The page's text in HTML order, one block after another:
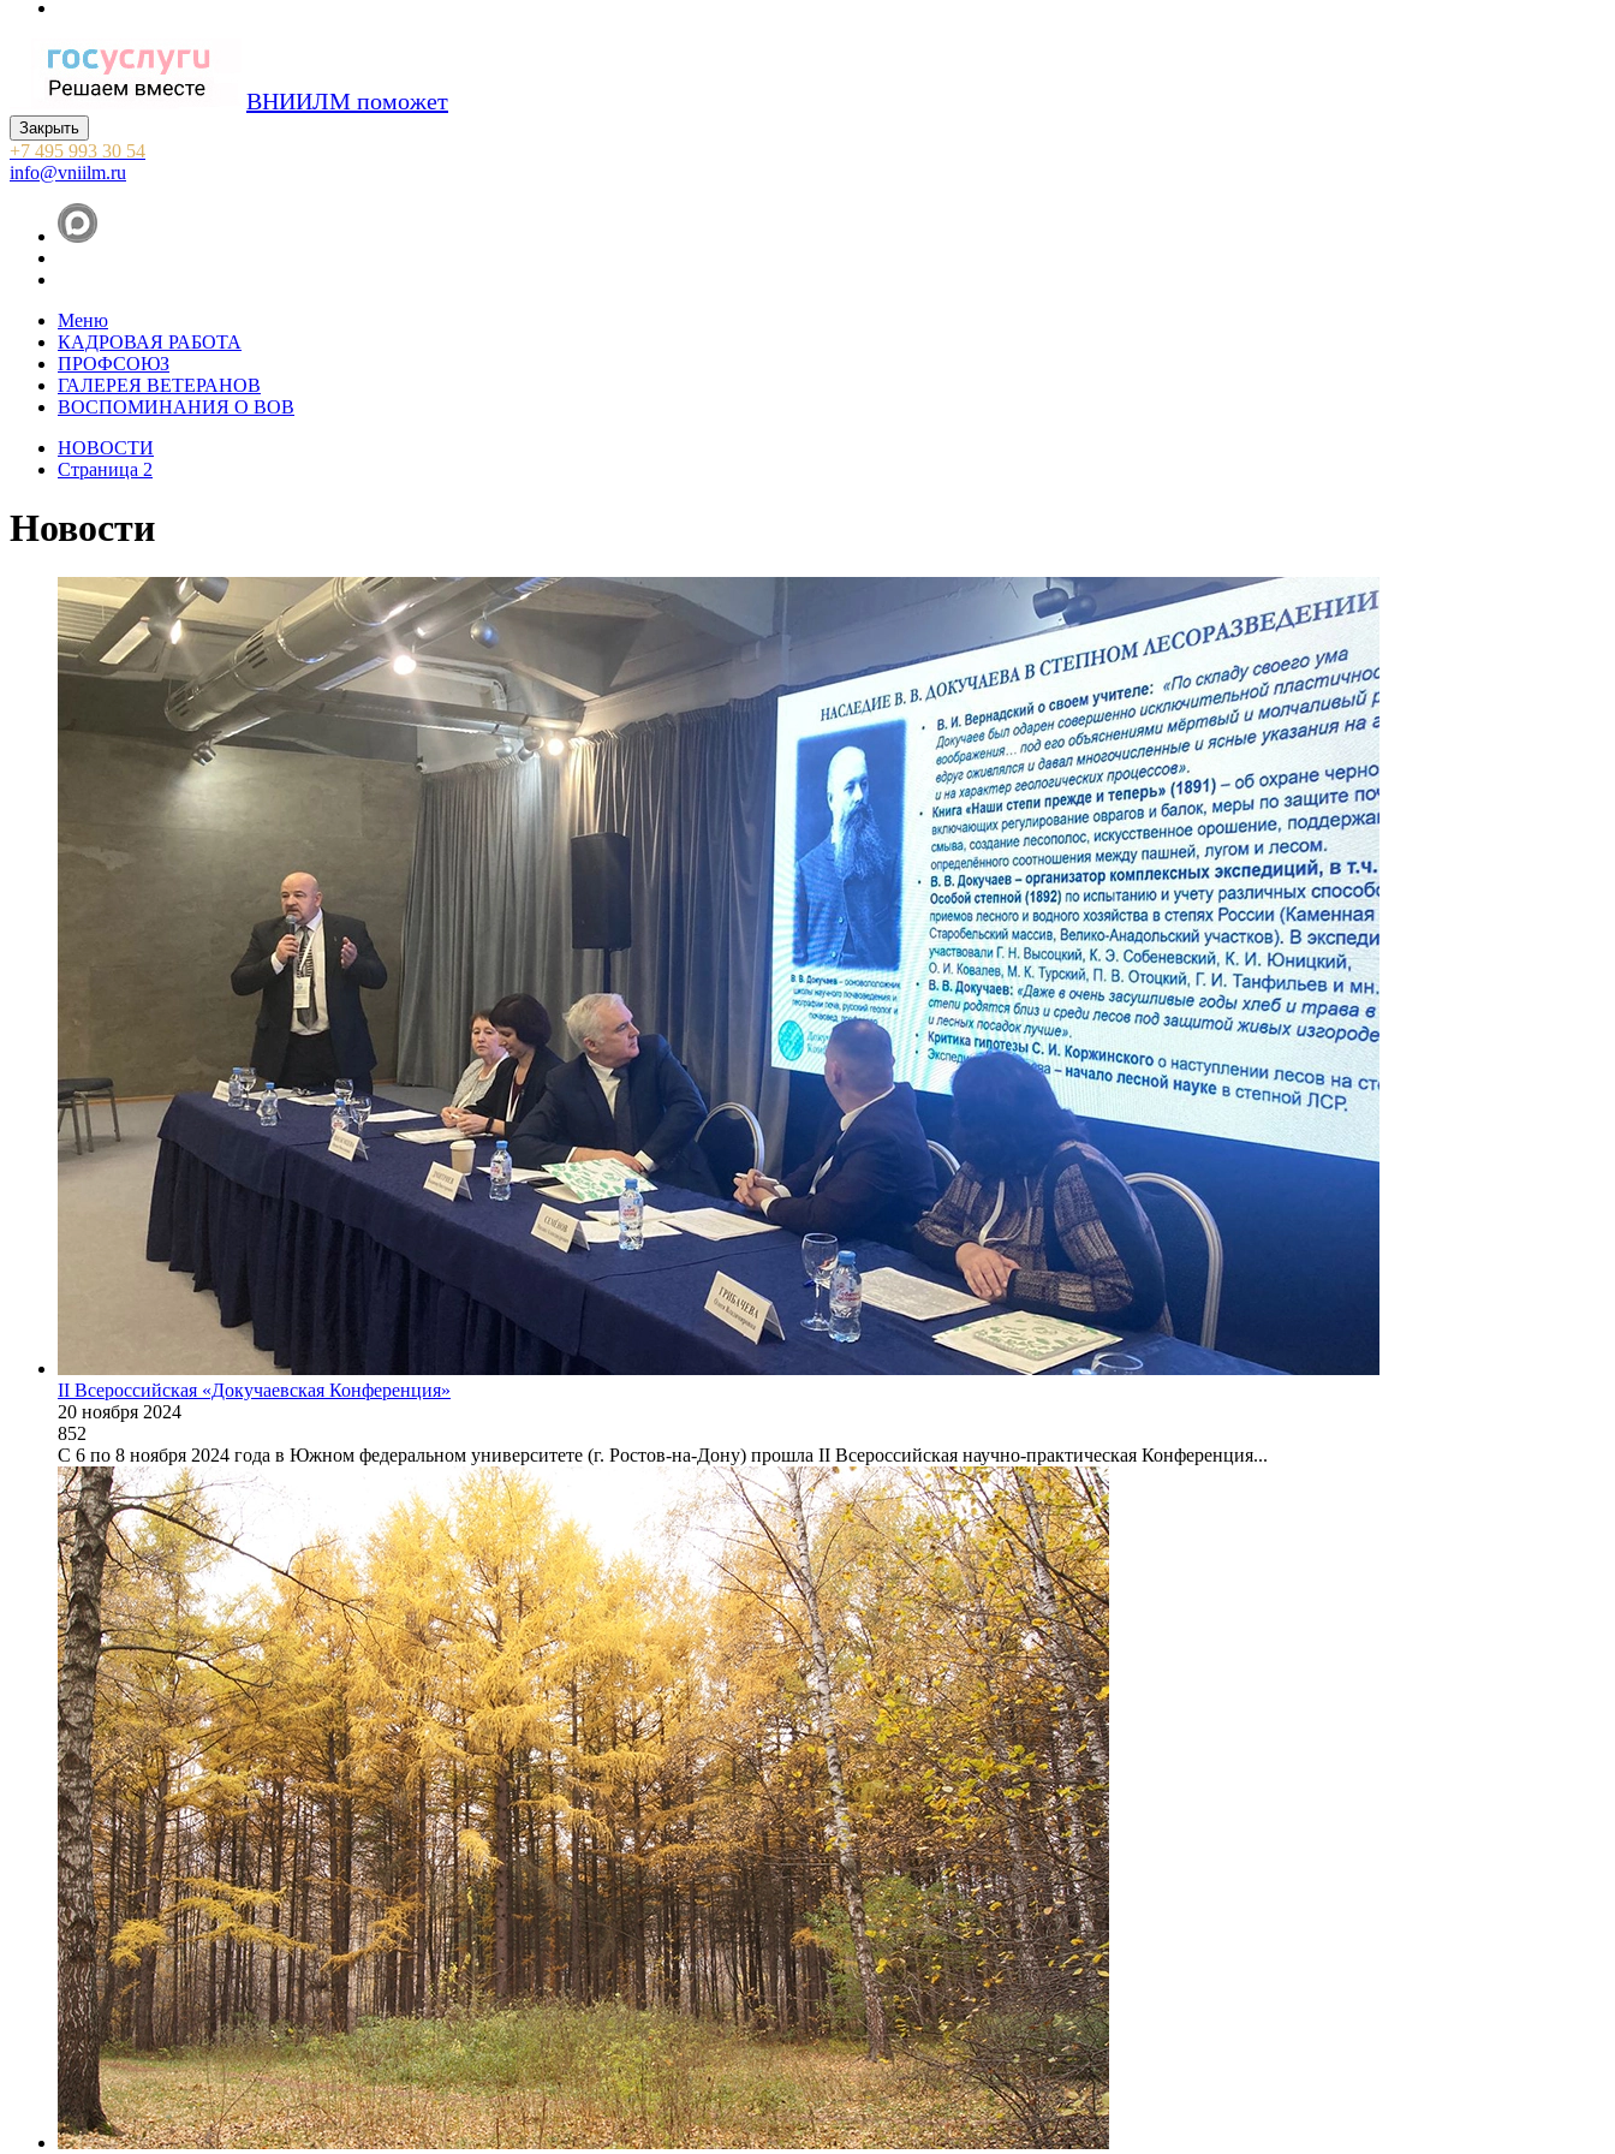
ВНИИЛМ поможет
Закрыть
+7 495 993 30 54
info@vniilm.ru
Меню
КАДРОВАЯ РАБОТА
ПРОФСОЮЗ
ГАЛЕРЕЯ ВЕТЕРАНОВ
ВОСПОМИНАНИЯ О ВОВ
НОВОСТИ
Страница 2
Новости
II Всероссийская «Докучаевская Конференция»
20 ноября 2024
852
С 6 по 8 ноября 2024 года в Южном федеральном университете (г. Ростов-на-Дону) прошла II Всероссийская научно-практическая Конференция...